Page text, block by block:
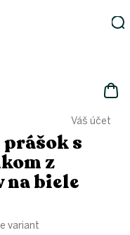
Váš účet
s
z
na biele
variant